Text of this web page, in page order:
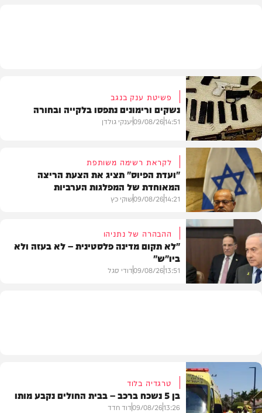
משטרה
פשיטת ענק בנגב
נשקים ורימונים נתפסו בלקייה ובחורה
14:51
09/08/26יענקי גולדן
פוליטי
לקראת רשימה משותפת
"ועדת הפיוס" תציג את הצעת הריצה
המאוחדת של המפלגות הערביות
14:21
09/08/26שוקי כץ
ההבהרה של נתניהו
"לא תקום מדינה פלסטינית – לא בעזה ולא
ביו"ש"
13:51
09/08/26דודי סגל
טרגדיה בלוד
בן 5 נשכח ברכב – בבית החולים נקבע מותו
13:26
09/08/26דוד חדד